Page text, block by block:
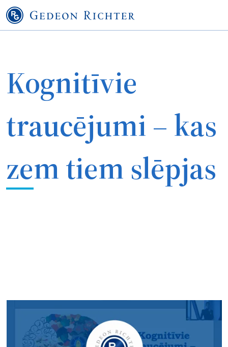
Kognitīvie
traucējumi – kas
zem tiem slēpjas